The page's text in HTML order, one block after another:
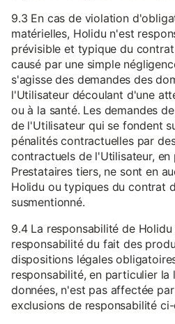
9.3 En cas de violation
matérielles, Holidu n'est
prévisible et typique du
causé par une simple
s'agisse des demandes des
l'Utilisateur découlant d'une
ou à la santé. Les demandes
de l'Utilisateur qui se fondent
pénalités contractuelles par
contractuels de l'Utilisateur,
Prestataires tiers, ne sont en
Holidu ou typiques du contrat
susmentionné.
9.4 La responsabilité de
responsabilité du fait des
dispositions légales
responsabilité, en particulier
données, n'est pas affectée
exclusions de responsabilité ci-